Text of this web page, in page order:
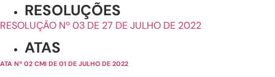
RESOLUÇÕES
RESOLUÇÃO Nº 03 DE 27 DE JULHO DE 2022
ATAS
ATA Nº 02 CMI DE 01 DE JULHO DE 2022